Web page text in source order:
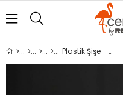
Plastik Şişe - Silindir - Şeffaf - 1000cc